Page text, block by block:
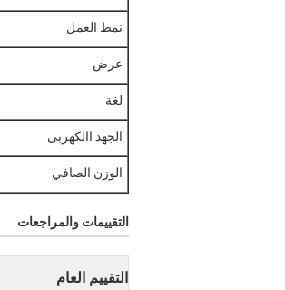
نمط العمل
عرض
لغة
الجهد االكهربى
الوزن الصافي
التقييمات والمراجعات
التقييم العام